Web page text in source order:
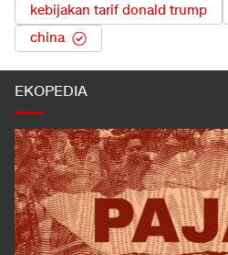
kebijakan tarif donald trump
china
EKOPEDIA